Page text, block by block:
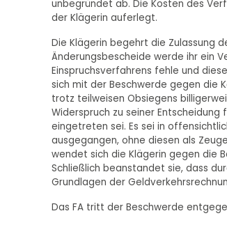
unbegründet ab. Die Kosten des
der Klägerin auferlegt.
Die Klägerin begehrt die Zulassung
Änderungsbescheide werde ihr ein
Einspruchsverfahrens fehle und
sich mit der Beschwerde gegen die
trotz teilweisen Obsiegens
Widerspruch zu seiner
eingetreten sei. Es sei in
ausgegangen, ohne diesen als
wendet sich die Klägerin gegen die
Schließlich beanstandet sie, dass
Grundlagen der
Das FA tritt der Beschwerde